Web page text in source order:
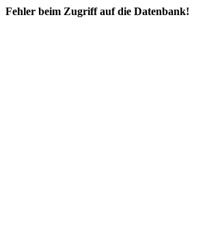
Fehler beim Zugriff auf die Datenbank!